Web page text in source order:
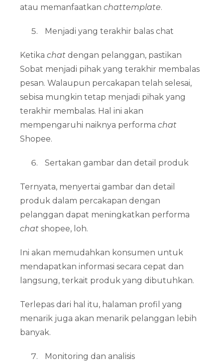
atau memanfaatkan chattemplate.
Menjadi yang terakhir balas chat
Ketika chat dengan pelanggan, pastikan
Sobat menjadi pihak yang terakhir membalas
pesan. Walaupun percakapan telah selesai,
sebisa mungkin tetap menjadi pihak yang
terakhir membalas. Hal ini akan
mempengaruhi naiknya performa chat
Shopee.
Sertakan gambar dan detail produk
Ternyata, menyertai gambar dan detail
produk dalam percakapan dengan
pelanggan dapat meningkatkan performa
chat shopee, loh.
Ini akan memudahkan konsumen untuk
mendapatkan informasi secara cepat dan
langsung, terkait produk yang dibutuhkan.
Terlepas dari hal itu, halaman profil yang
menarik juga akan menarik pelanggan lebih
banyak.
Monitoring dan analisis